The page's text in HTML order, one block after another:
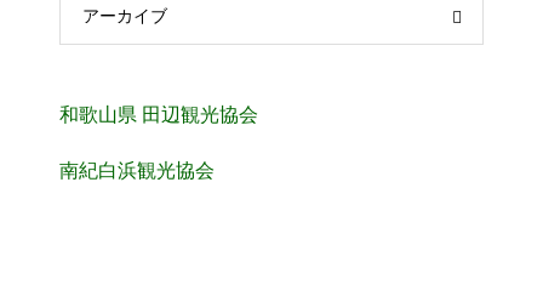
アーカイブ
和歌山県 田辺観光協会
南紀白浜観光協会